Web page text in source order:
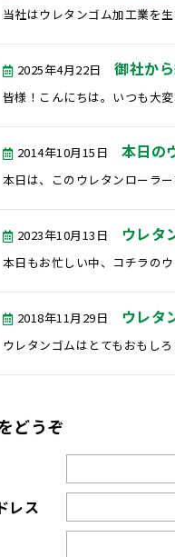
当社はウレタンゴム加工業を
2025年4月22日 御社か
皆様！こんにちは。いつも大
2014年10月15日 本日の
本日は、このウレタンローラ
2023年10月13日 ウレタ
本日もお忙しい中、コチラの
2018年11月29日 ウレタ
ウレタンゴムはとてもおもし
どうぞ
レス